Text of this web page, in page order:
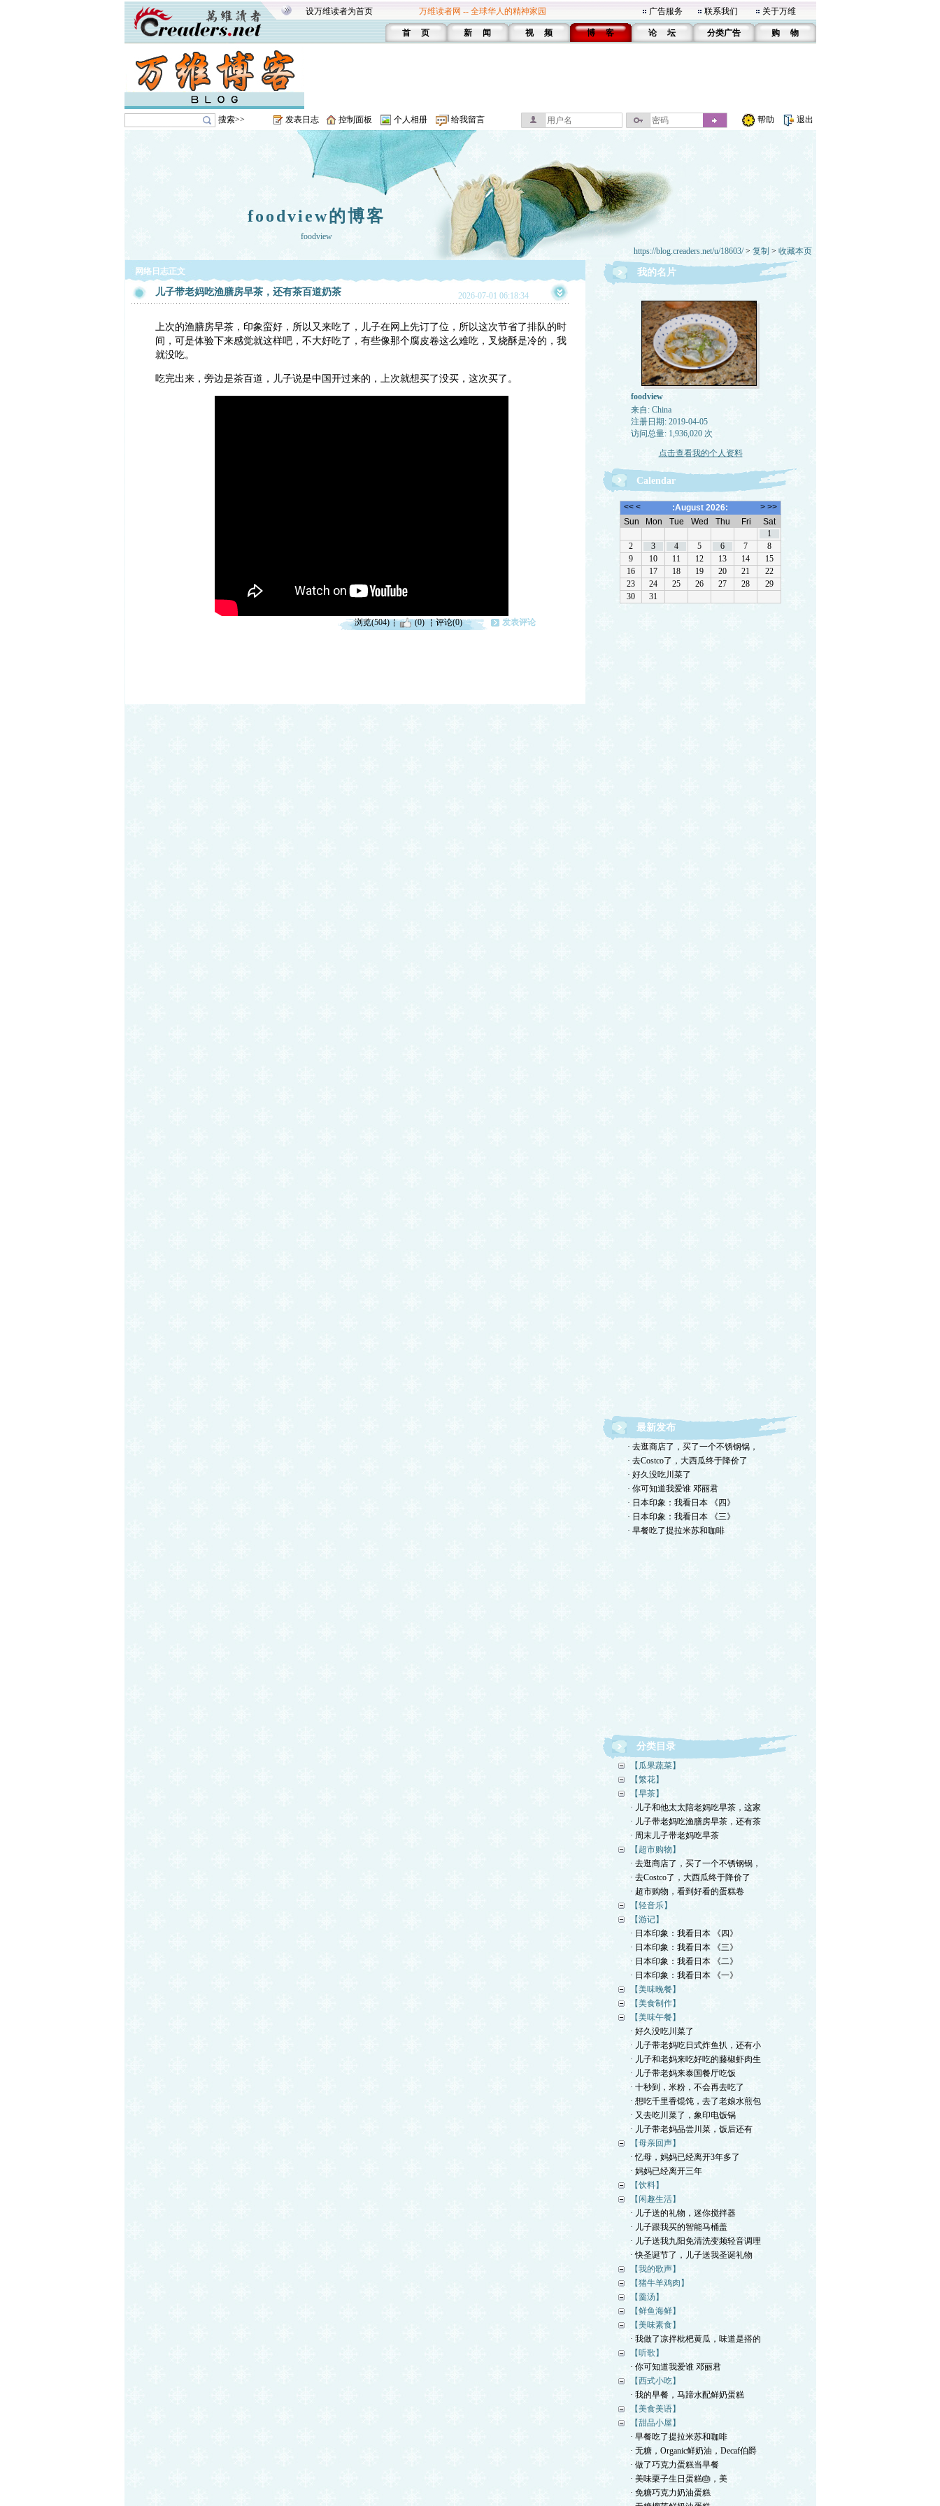
设万维读者为首页 万维读者网 -- 全球华人的精神家园 广告服务 联系我们 关于万维
首 页 新 闻 视 频 博 客 论 坛 分类广告 购 物
搜索>> 发表日志 控制面板 个人相册 给我留言 帮助 退出
foodview的博客
foodview
https://blog.creaders.net/u/18603/> 复制 > 收藏本页
网络日志正文
儿子带老妈吃渔膳房早茶，还有茶百道奶茶 2026-07-01 06:18:34
上次的渔膳房早茶，印象蛮好，所以又来吃了，儿子在网上先订了位，所以这次节省了排队的时
间，可是体验下来感觉就这样吧，不大好吃了，有些像那个腐皮卷这么难吃，叉烧酥是冷的，我
就没吃。
吃完出来，旁边是茶百道，儿子说是中国开过来的，上次就想买了没买，这次买了。
浏览(504) (0) 评论(0) 发表评论
我的名片
foodview
来自: China
注册日期: 2019-04-05
访问总量: 1,936,020 次
点击查看我的个人资料
Calendar
最新发布
· 去逛商店了，买了一个不锈钢锅，
· 去Costco了，大西瓜终于降价了
· 好久没吃川菜了
· 你可知道我爱谁 邓丽君
· 日本印象：我看日本 《四》
· 日本印象：我看日本 《三》
· 早餐吃了提拉米苏和咖啡
分类目录
【瓜果蔬菜】
【繁花】
【早茶】
· 儿子和他太太陪老妈吃早茶，这家
· 儿子带老妈吃渔膳房早茶，还有茶
· 周末儿子带老妈吃早茶
【超市购物】
· 去逛商店了，买了一个不锈钢锅，
· 去Costco了，大西瓜终于降价了
· 超市购物，看到好看的蛋糕卷
【轻音乐】
【游记】
· 日本印象：我看日本 《四》
· 日本印象：我看日本 《三》
· 日本印象：我看日本 《二》
· 日本印象：我看日本 《一》
【美味晚餐】
【美食制作】
【美味午餐】
· 好久没吃川菜了
· 儿子带老妈吃日式炸鱼扒，还有小
· 儿子和老妈来吃好吃的藤椒虾肉生
· 儿子带老妈来泰国餐厅吃饭
· 十秒到，米粉，不会再去吃了
· 想吃千里香馄饨，去了老娘水煎包
· 又去吃川菜了，象印电饭锅
· 儿子带老妈品尝川菜，饭后还有
【母亲回声】
· 忆母，妈妈已经离开3年多了
· 妈妈已经离开三年
【饮料】
【闲趣生活】
· 儿子送的礼物，迷你搅拌器
· 儿子跟我买的智能马桶盖
· 儿子送我九阳免清洗变频轻音调理
· 快圣诞节了，儿子送我圣诞礼物
【我的歌声】
【猪牛羊鸡肉】
【羹汤】
【鲜鱼海鲜】
【美味素食】
· 我做了凉拌枇杷黄瓜，味道是搭的
【听歌】
· 你可知道我爱谁 邓丽君
【西式小吃】
· 我的早餐，马蹄水配鲜奶蛋糕
【美食美语】
【甜品小屋】
· 早餐吃了提拉米苏和咖啡
· 无糖，Organic鲜奶油，Decaf伯爵
· 做了巧克力蛋糕当早餐
· 美味栗子生日蛋糕🎂，美
· 免糖巧克力奶油蛋糕